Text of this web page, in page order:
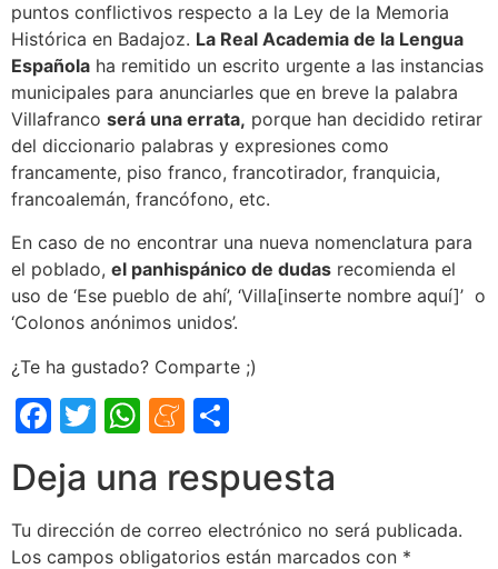
puntos conflictivos respecto a la Ley de la Memoria
Histórica en Badajoz. La Real Academia de la Lengua
Española ha remitido un escrito urgente a las instancias
municipales para anunciarles que en breve la palabra
Villafranco será una errata, porque han decidido retirar
del diccionario palabras y expresiones como
francamente, piso franco, francotirador, franquicia,
francoalemán, francófono, etc.
En caso de no encontrar una nueva nomenclatura para
el poblado, el panhispánico de dudas recomienda el
uso de ‘Ese pueblo de ahí’, ‘Villa[inserte nombre aquí]’ o
‘Colonos anónimos unidos’.
¿Te ha gustado? Comparte ;)
Facebook
Twitter
WhatsApp
Meneame
Deja una respuesta
Tu dirección de correo electrónico no será publicada.
Los campos obligatorios están marcados con *